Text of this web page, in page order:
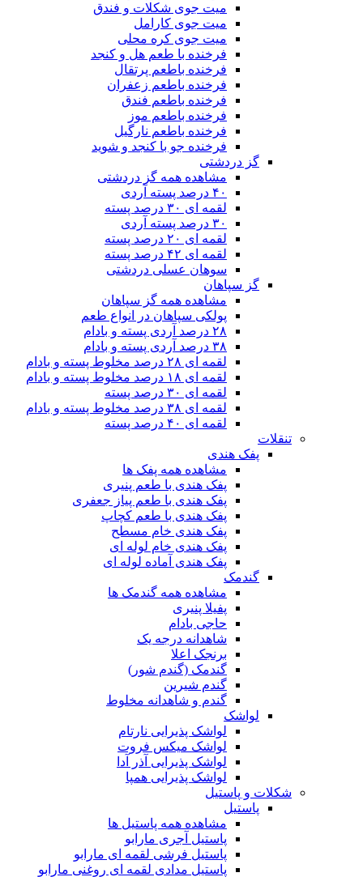
میت جوی شکلات و فندق
میت جوی کارامل
میت جوی کره محلی
فرخنده با طعم هل و کنجد
فرخنده باطعم پرتقال
فرخنده باطعم زعفران
فرخنده باطعم فندق
فرخنده باطعم موز
فرخنده باطعم نارگیل
فرخنده جو با کنجد و شوید
گز دردشتی
مشاهده همه گز دردشتی
۴۰ درصد پسته آردی
لقمه ای ۳۰ درصد پسته
۳۰ درصد پسته آردی
لقمه ای ۲۰ درصد پسته
لقمه ای ۴۲ درصد پسته
سوهان عسلی دردشتی
گز سپاهان
مشاهده همه گز سپاهان
پولکی سپاهان در انواع طعم
۲۸ درصد آردی پسته و بادام
۳۸ درصد آردی پسته و بادام
لقمه ای ۲۸ درصد مخلوط پسته و بادام
لقمه ای ۱۸ درصد مخلوط پسته و بادام
لقمه ای ۳۰ درصد پسته
لقمه ای ۳۸ درصد مخلوط پسته و بادام
لقمه ای ۴۰ درصد پسته
تنقلات
پفک هندی
مشاهده همه پفک ها
پفک هندی با طعم پنیری
پفک هندی با طعم پیاز جعفری
پفک هندی با طعم کچاپ
پفک هندی خام مسطح
پفک هندی خام لوله ای
پفک هندی آماده لوله ای
گندمک
مشاهده همه گندمک ها
پفیلا پنیری
حاجی بادام
شاهدانه درجه یک
برنجک اعلا
گندمک (گندم شور)
گندم شیرین
گندم و شاهدانه مخلوط
لواشک
لواشک پذیرایی نارتام
لواشک میکس فروت
لواشک پذیرایی آذر آدا
لواشک پذیرایی همپا
شکلات و پاستیل
پاستیل
مشاهده همه پاستیل ها
پاستیل آجری مارابو
پاستیل فرشی لقمه ای مارابو
پاستیل مدادی لقمه ای روغنی مارابو